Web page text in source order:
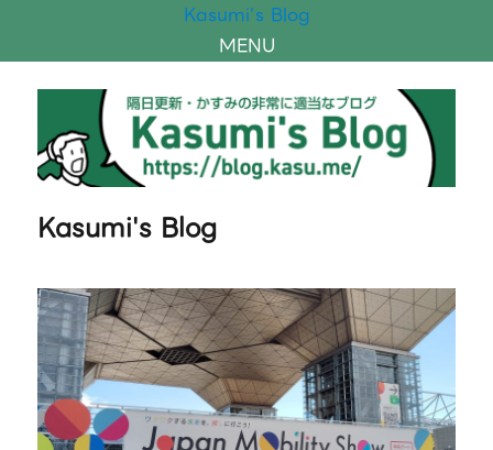
Kasumi's Blog
MENU
Kasumi's Blog